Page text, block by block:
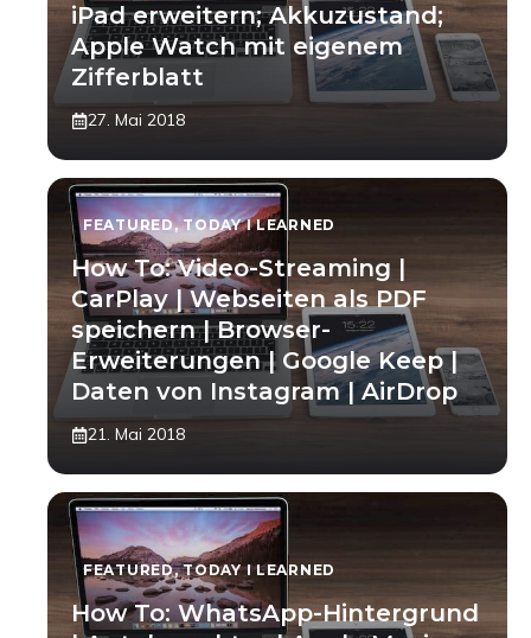
iPad erweitern; Akkuzustand;
Apple Watch mit eigenem
Zifferblatt
27. Mai 2018
FEATURED,TODAY I LEARNED
How To: Video-Streaming |
CarPlay | Webseiten als PDF
speichern | Browser-
Erweiterungen | Google Keep |
Daten von Instagram | AirDrop
21. Mai 2018
FEATURED,TODAY I LEARNED
How To: WhatsApp-Hintergrund